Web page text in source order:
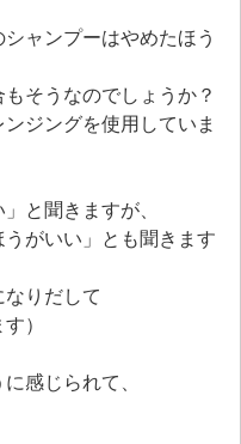
ャンプーはやめたほう
そうなのでしょうか？
ジングを使用していま
と聞きますが、
がいい」とも聞きます
なりだして
）
感じられて、